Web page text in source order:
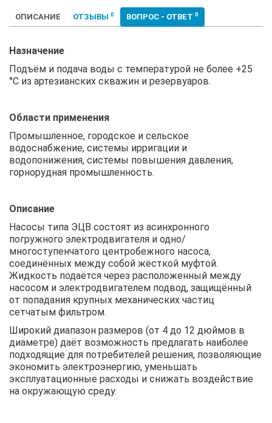
ОПИСАНИЕ ОТЗЫВЫ 0 ВОПРОС - ОТВЕТ 0
Назначение
Подъём и подача воды с температурой не более +25
°С из артезианских скважин и резервуаров.
Области применения
Промышленное, городское и сельское
водоснабжение, системы ирригации и
водопонижения, системы повышения давления,
горнорудная промышленность.
Описание
Насосы типа ЭЦВ состоят из асинхронного
погружного электродвигателя и одно/
многоступенчатого центробежного насоса,
соединённых между собой жёсткой муфтой.
Жидкость подаётся через расположенный между
насосом и электродвигателем подвод, защищённый
от попадания крупных механических частиц
сетчатым фильтром.
Широкий диапазон размеров (от 4 до 12 дюймов в
диаметре) даёт возможность предлагать наиболее
подходящие для потребителей решения, позволяющие
экономить электроэнергию, уменьшать
эксплуатационные расходы и снижать воздействие
на окружающую среду.